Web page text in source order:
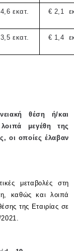
εκατ. € 2,1
εκατ. € 1,4
θέση ή/και
μεγέθη της
οι οποίες έλαβαν
μεταβολές στη
καθώς και λοιπά
της Εταιρίας σε